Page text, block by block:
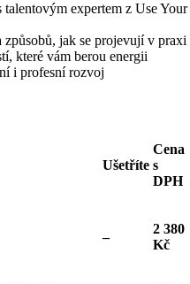
expertem z Use Your
jak se projevují v praxi
které vám berou energii
i profesní rozvoj
Ušetříte
Cena
s
DPH
–
2 380
Kč